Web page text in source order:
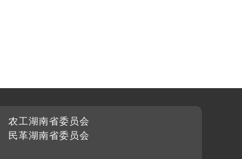
农工湖南省委员会
民革湖南省委员会